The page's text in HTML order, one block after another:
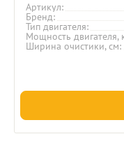
Артикул
Бренд
Тип двигателя
Мощность двигателя,
Ширина очистики, см